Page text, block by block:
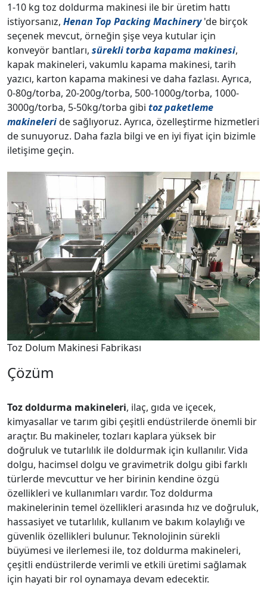
1-10 kg toz doldurma makinesi ile bir üretim hattı
istiyorsanız, Henan Top Packing Machinery'de birçok
seçenek mevcut, örneğin şişe veya kutular için
konveyör bantları, sürekli torba kapama makinesi,
kapak makineleri, vakumlu kapama makinesi, tarih
yazıcı, karton kapama makinesi ve daha fazlası. Ayrıca,
0-80g/torba, 20-200g/torba, 500-1000g/torba, 1000-
3000g/torba, 5-50kg/torba gibi toz paketleme
makineleride sağlıyoruz. Ayrıca, özelleştirme hizmetleri
de sunuyoruz. Daha fazla bilgi ve en iyi fiyat için bizimle
iletişime geçin.
Toz Dolum Makinesi Fabrikası
Çözüm
Toz doldurma makineleri, ilaç, gıda ve içecek,
kimyasallar ve tarım gibi çeşitli endüstrilerde önemli bir
araçtır. Bu makineler, tozları kaplara yüksek bir
doğruluk ve tutarlılık ile doldurmak için kullanılır. Vida
dolgu, hacimsel dolgu ve gravimetrik dolgu gibi farklı
türlerde mevcuttur ve her birinin kendine özgü
özellikleri ve kullanımları vardır. Toz doldurma
makinelerinin temel özellikleri arasında hız ve doğruluk,
hassasiyet ve tutarlılık, kullanım ve bakım kolaylığı ve
güvenlik özellikleri bulunur. Teknolojinin sürekli
büyümesi ve ilerlemesi ile, toz doldurma makineleri,
çeşitli endüstrilerde verimli ve etkili üretimi sağlamak
için hayati bir rol oynamaya devam edecektir.